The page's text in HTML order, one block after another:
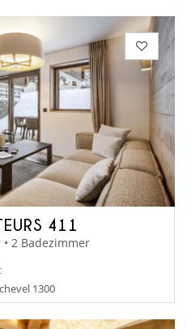
411
2 Badezimmer
1300